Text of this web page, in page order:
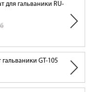
для гальваники RU-
GT-105